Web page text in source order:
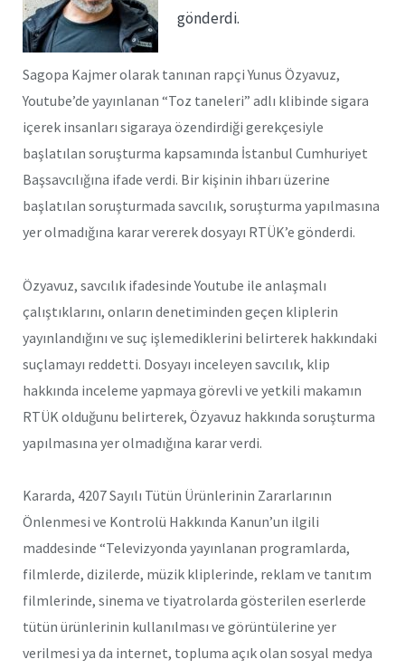
gönderdi.
Sagopa Kajmer olarak tanınan rapçi Yunus Özyavuz,
Youtube’de yayınlanan “Toz taneleri” adlı klibinde sigara
içerek insanları sigaraya özendirdiği gerekçesiyle
başlatılan soruşturma kapsamında İstanbul Cumhuriyet
Başsavcılığına ifade verdi. Bir kişinin ihbarı üzerine
başlatılan soruşturmada savcılık, soruşturma yapılmasına
yer olmadığına karar vererek dosyayı RTÜK’e gönderdi.
Özyavuz, savcılık ifadesinde Youtube ile anlaşmalı
çalıştıklarını, onların denetiminden geçen kliplerin
yayınlandığını ve suç işlemediklerini belirterek hakkındaki
suçlamayı reddetti. Dosyayı inceleyen savcılık, klip
hakkında inceleme yapmaya görevli ve yetkili makamın
RTÜK olduğunu belirterek, Özyavuz hakkında soruşturma
yapılmasına yer olmadığına karar verdi.
Kararda, 4207 Sayılı Tütün Ürünlerinin Zararlarının
Önlenmesi ve Kontrolü Hakkında Kanun’un ilgili
maddesinde “Televizyonda yayınlanan programlarda,
filmlerde, dizilerde, müzik kliplerinde, reklam ve tanıtım
filmlerinde, sinema ve tiyatrolarda gösterilen eserlerde
tütün ürünlerinin kullanılması ve görüntülerine yer
verilmesi ya da internet, topluma açık olan sosyal medya